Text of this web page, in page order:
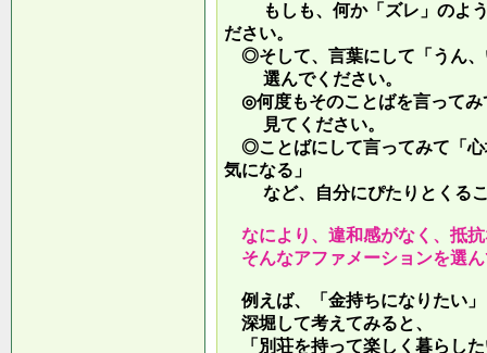
もしも、何か「ズレ」のよう
ださい。
◎そして、言葉にして「うん、
選んでください。
◎何度もそのことばを言ってみ
見てください。
◎ことばにして言ってみて「心
気になる」
など、自分にぴたりとくるこ
なにより、違和感がなく、抵
そんなアファメーションを選
例えば、「金持ちになりたい
深堀して考えてみると、
「別荘を持って楽しく暮らし